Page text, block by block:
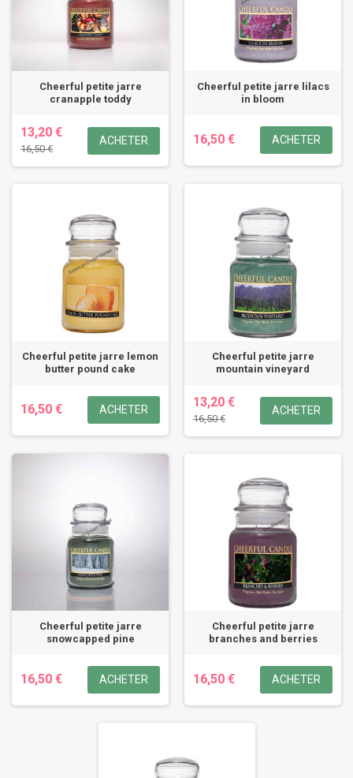
Cheerful petite jarre
cranapple toddy
13,20 €
16,50 €
ACHETER
Cheerful petite jarre lilacs
in bloom
16,50 € ACHETER
Cheerful petite jarre lemon
butter pound cake
16,50 € ACHETER
Cheerful petite jarre
mountain vineyard
13,20 €
16,50 €
ACHETER
Cheerful petite jarre
snowcapped pine
16,50 € ACHETER
Cheerful petite jarre
branches and berries
16,50 € ACHETER